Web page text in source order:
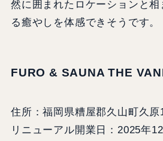
然に囲まれたロケーションと
る癒やしを体感できそうです。
FURO & SAUNA THE
住所：福岡県糟屋郡久山町久
リニューアル開業日：2025年